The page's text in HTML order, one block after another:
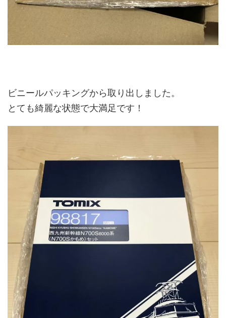
ビニールパッキングから取り出しました。
とても綺麗な状態で大満足です！